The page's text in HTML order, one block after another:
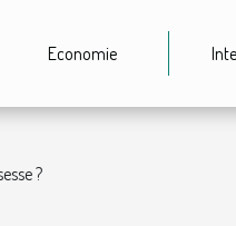
Economie
?